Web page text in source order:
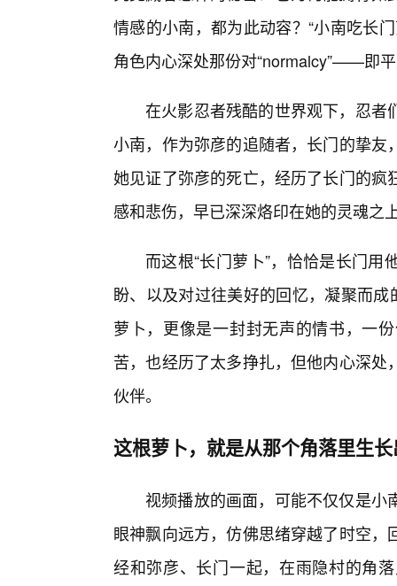
情感的小南，都为此动容？“小南吃长
角色内心深处那份对“normalcy”——即
在火影忍者残酷的世界观下，忍者
小南，作为弥彦的追随者，长门的挚
她见证了弥彦的死亡，经历了长门的
感和悲伤，早已深深烙印在她的灵魂之
而这根“长门萝卜”，恰恰是长门
盼、以及对过往美好的回忆，凝聚而
萝卜，更像是一封封无声的情书，一
苦，也经历了太多挣扎，但他内心深
伙伴。
这根萝卜，就是从那个角落里生
视频播放的画面，可能不仅仅是
眼神飘向远方，仿佛思绪穿越了时空
经和弥彦、长门一起，在雨隐村的角